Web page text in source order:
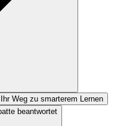
Weg zu smarterem Lernen
beantwortet